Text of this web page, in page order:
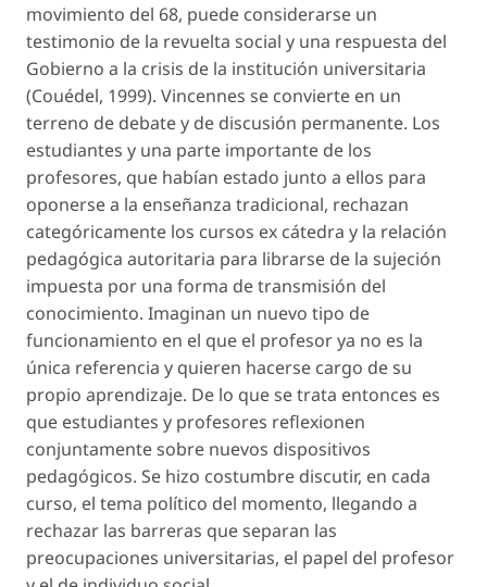
movimiento del 68, puede considerarse un
testimonio de la revuelta social y una respuesta del
Gobierno a la crisis de la institución universitaria
(Couédel, 1999). Vincennes se convierte en un
terreno de debate y de discusión permanente. Los
estudiantes y una parte importante de los
profesores, que habían estado junto a ellos para
oponerse a la enseñanza tradicional, rechazan
categóricamente los cursos ex cátedra y la relación
pedagógica autoritaria para librarse de la sujeción
impuesta por una forma de transmisión del
conocimiento. Imaginan un nuevo tipo de
funcionamiento en el que el profesor ya no es la
única referencia y quieren hacerse cargo de su
propio aprendizaje. De lo que se trata entonces es
que estudiantes y profesores reflexionen
conjuntamente sobre nuevos dispositivos
pedagógicos. Se hizo costumbre discutir, en cada
curso, el tema político del momento, llegando a
rechazar las barreras que separan las
preocupaciones universitarias, el papel del profesor